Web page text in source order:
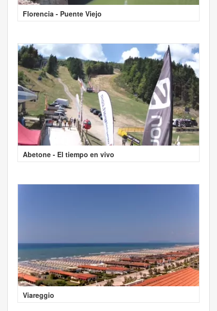
Florencia - Puente Viejo
Abetone - El tiempo en vivo
Viareggio